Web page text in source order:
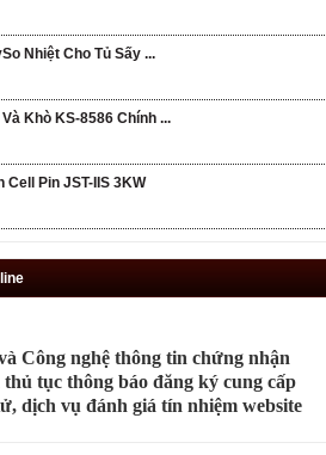
Nhiệt Cho Tủ Sấy ...
Khò KS-8586 Chính ...
Cell Pin JST-IIS 3KW
Công nghệ thông tin chứng nhận
tục thông báo đăng ký cung cấp
dịch vụ đánh giá tín nhiệm website